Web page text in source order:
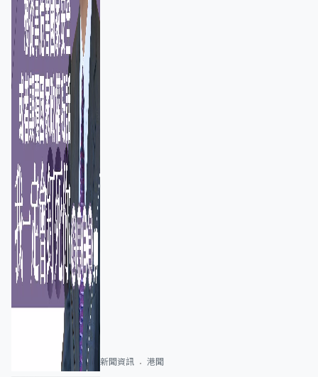
新聞資訊 港聞